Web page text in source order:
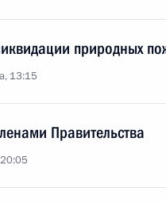
природных
13:15
Правительства